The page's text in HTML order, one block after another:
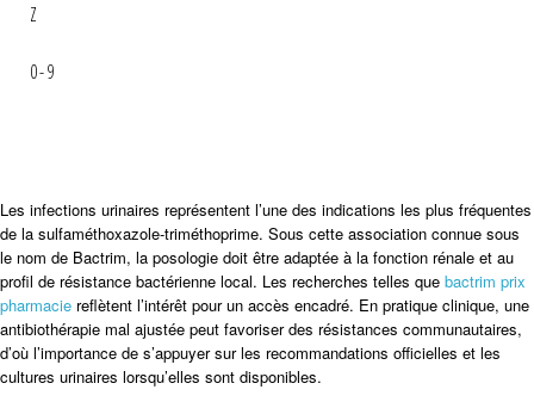
Z
0-9
Les infections urinaires représentent l’une des indications les plus fréquentes
de la sulfaméthoxazole-triméthoprime. Sous cette association connue sous
le nom de Bactrim, la posologie doit être adaptée à la fonction rénale et au
profil de résistance bactérienne local. Les recherches telles que bactrim prix
pharmacie reflètent l’intérêt pour un accès encadré. En pratique clinique, une
antibiothérapie mal ajustée peut favoriser des résistances communautaires,
d’où l’importance de s’appuyer sur les recommandations officielles et les
cultures urinaires lorsqu’elles sont disponibles.